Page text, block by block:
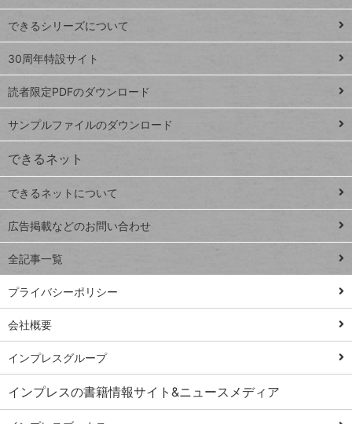
ド
Google
スプレ
ッドシ
ート
iPhone
VLOOKUP
close
閉じ
る
ト
ッ
プ
ペ
ジ
連載
Excel Q&A
トイアンナ流仕
事術
PowerAutomate
ではじめる業務
の完全自動化
AI議事録作成術
Windows 11
Q&A
Teams踏み込み
活用術
できるシリーズについて
30周年特設サイト
読者限定PDFのダウンロード
サンプルファイルのダウンロード
できるネット
できるネットについて
広告掲載などのお問い合わせ
全記事一覧
プライバシーポリシー
会社概要
インプレスグループ
インプレスの書籍情報サイト&ニュースメディア